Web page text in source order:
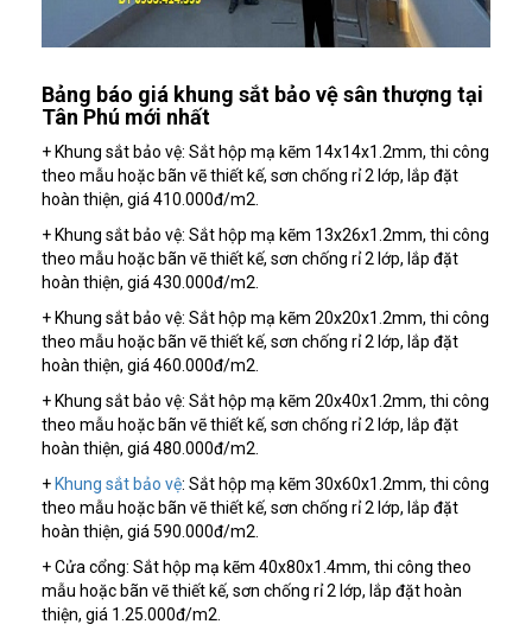
Bảng báo giá khung sắt bảo vệ sân thượng tại
Tân Phú mới nhất
+ Khung sắt bảo vệ: Sắt hộp mạ kẽm 14x14x1.2mm, thi công
theo mẫu hoặc bãn vẽ thiết kế, sơn chống rỉ 2 lớp, lắp đặt
hoàn thiện, giá 410.000đ/m2.
+ Khung sắt bảo vệ: Sắt hộp mạ kẽm 13x26x1.2mm, thi công
theo mẫu hoặc bãn vẽ thiết kế, sơn chống rỉ 2 lớp, lắp đặt
hoàn thiện, giá 430.000đ/m2.
+ Khung sắt bảo vệ: Sắt hộp mạ kẽm 20x20x1.2mm, thi công
theo mẫu hoặc bãn vẽ thiết kế, sơn chống rỉ 2 lớp, lắp đặt
hoàn thiện, giá 460.000đ/m2.
+ Khung sắt bảo vệ: Sắt hộp mạ kẽm 20x40x1.2mm, thi công
theo mẫu hoặc bãn vẽ thiết kế, sơn chống rỉ 2 lớp, lắp đặt
hoàn thiện, giá 480.000đ/m2.
+ Khung sắt bảo vệ: Sắt hộp mạ kẽm 30x60x1.2mm, thi công
theo mẫu hoặc bãn vẽ thiết kế, sơn chống rỉ 2 lớp, lắp đặt
hoàn thiện, giá 590.000đ/m2.
+ Cửa cổng: Sắt hộp mạ kẽm 40x80x1.4mm, thi công theo
mẫu hoặc bãn vẽ thiết kế, sơn chống rỉ 2 lớp, lắp đặt hoàn
thiện, giá 1.25.000đ/m2.